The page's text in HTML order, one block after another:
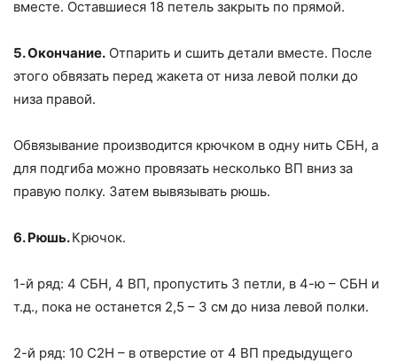
вместе. Оставшиеся 18 петель закрыть по прямой.
5. Окончание. Отпарить и сшить детали вместе. После
этого обвязать перед жакета от низа левой полки до
низа правой.
Обвязывание производится крючком в одну нить СБН, а
для подгиба можно провязать несколько ВП вниз за
правую полку. Затем вывязывать рюшь.
6. Рюшь.Крючок.
1-й ряд: 4 СБН, 4 ВП, пропустить 3 петли, в 4-ю – СБН и
т.д., пока не останется 2,5 – 3 см до низа левой полки.
2-й ряд: 10 С2Н – в отверстие от 4 ВП предыдущего